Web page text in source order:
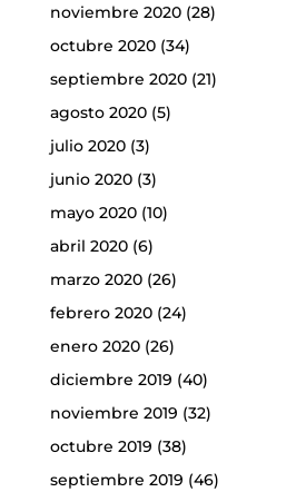
noviembre 2020(28)
octubre 2020(34)
septiembre 2020(21)
agosto 2020(5)
julio 2020(3)
junio 2020(3)
mayo 2020(10)
abril 2020(6)
marzo 2020(26)
febrero 2020(24)
enero 2020(26)
diciembre 2019 (40)
noviembre 2019 (32)
octubre 2019 (38)
septiembre 2019 (46)